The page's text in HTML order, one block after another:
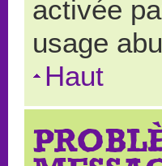
activée
usage
Haut